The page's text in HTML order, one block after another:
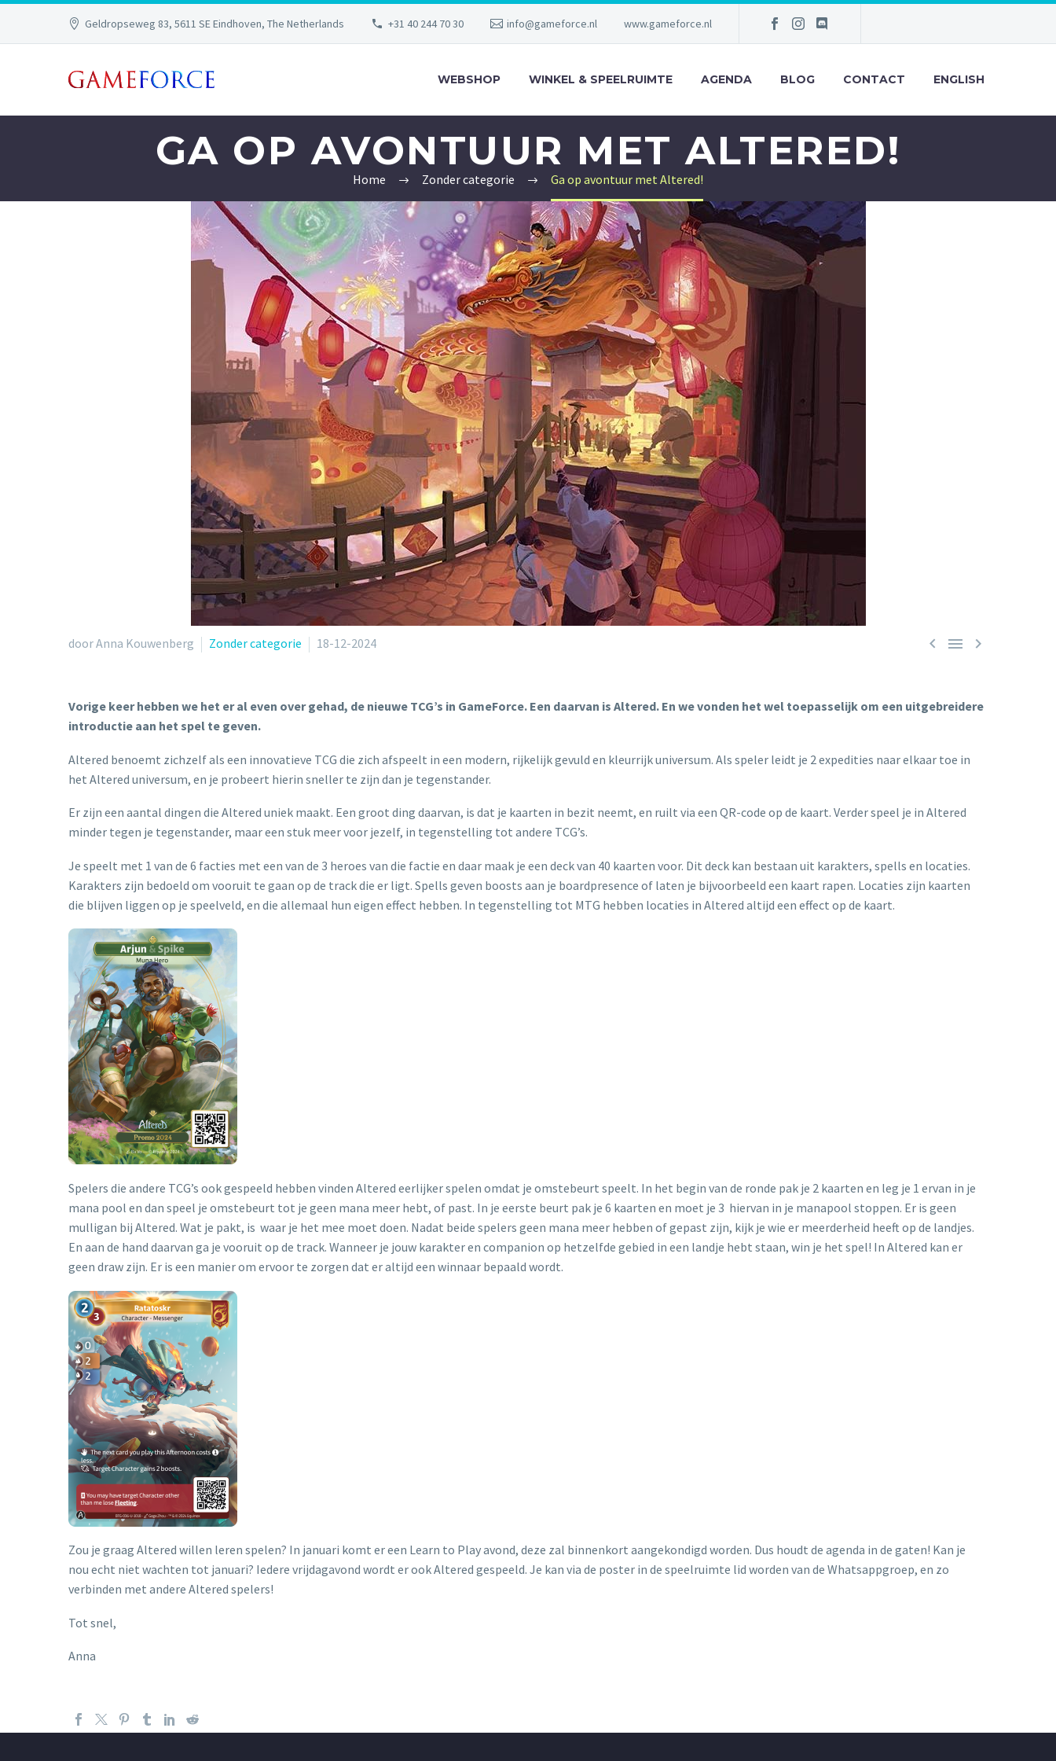
Geldropseweg 83, 5611 SE Eindhoven, The Netherlands +31 40 244 70 30 info@gameforce.nl www.gameforce.nl
WEBSHOP WINKEL & SPEELRUIMTE AGENDA BLOG CONTACT ENGLISH
GA OP AVONTUUR MET ALTERED!
Home Zonder categorie Ga op avontuur met Altered!
  
door Anna Kouwenberg Zonder categorie 18-12-2024
Vorige keer hebben we het er al even over gehad, de nieuwe TCG’s in GameForce. Een daarvan is Altered. En we vonden het wel toepasselijk om een uitgebreidere
introductie aan het spel te geven.
Altered benoemt zichzelf als een innovatieve TCG die zich afspeelt in een modern, rijkelijk gevuld en kleurrijk universum. Als speler leidt je 2 expedities naar elkaar toe in
het Altered universum, en je probeert hierin sneller te zijn dan je tegenstander.
Er zijn een aantal dingen die Altered uniek maakt. Een groot ding daarvan, is dat je kaarten in bezit neemt, en ruilt via een QR-code op de kaart. Verder speel je in Altered
minder tegen je tegenstander, maar een stuk meer voor jezelf, in tegenstelling tot andere TCG’s.
Je speelt met 1 van de 6 facties met een van de 3 heroes van die factie en daar maak je een deck van 40 kaarten voor. Dit deck kan bestaan uit karakters, spells en locaties.
Karakters zijn bedoeld om vooruit te gaan op de track die er ligt. Spells geven boosts aan je boardpresence of laten je bijvoorbeeld een kaart rapen. Locaties zijn kaarten
die blijven liggen op je speelveld, en die allemaal hun eigen effect hebben. In tegenstelling tot MTG hebben locaties in Altered altijd een effect op de kaart.
Spelers die andere TCG’s ook gespeeld hebben vinden Altered eerlijker spelen omdat je omstebeurt speelt. In het begin van de ronde pak je 2 kaarten en leg je 1 ervan in je
mana pool en dan speel je omstebeurt tot je geen mana meer hebt, of past. In je eerste beurt pak je 6 kaarten en moet je 3 hiervan in je manapool stoppen. Er is geen
mulligan bij Altered. Wat je pakt, is waar je het mee moet doen. Nadat beide spelers geen mana meer hebben of gepast zijn, kijk je wie er meerderheid heeft op de landjes.
En aan de hand daarvan ga je vooruit op de track. Wanneer je jouw karakter en companion op hetzelfde gebied in een landje hebt staan, win je het spel! In Altered kan er
geen draw zijn. Er is een manier om ervoor te zorgen dat er altijd een winnaar bepaald wordt.
Zou je graag Altered willen leren spelen? In januari komt er een Learn to Play avond, deze zal binnenkort aangekondigd worden. Dus houdt de agenda in de gaten! Kan je
nou echt niet wachten tot januari? Iedere vrijdagavond wordt er ook Altered gespeeld. Je kan via de poster in de speelruimte lid worden van de Whatsappgroep, en zo
verbinden met andere Altered spelers!
Tot snel,
Anna